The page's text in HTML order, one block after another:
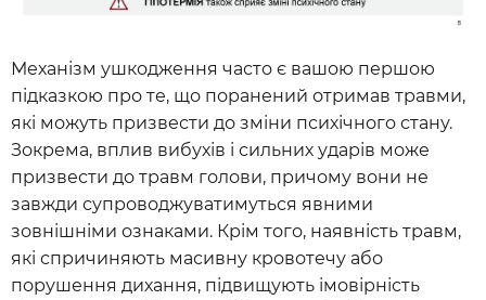
Механізм ушкодження часто є вашою першою
підказкою про те, що поранений отримав травми,
які можуть призвести до зміни психічного стану.
Зокрема, вплив вибухів і сильних ударів може
призвести до травм голови, причому вони не
завжди супроводжуватимуться явними
зовнішніми ознаками. Крім того, наявність травм,
які спричиняють масивну кровотечу або
порушення дихання, підвищують імовірність